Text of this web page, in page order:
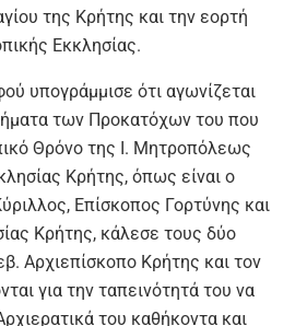
της Κρήτης και την εορτή
Εκκλησίας.
υπογράμμισε ότι αγωνίζεται
των Προκατόχων του που
Θρόνο της Ι. Μητροπόλεως
Κρήτης, όπως είναι ο
Επίσκοπος Γορτύνης και
Κρήτης, κάλεσε τους δύο
Αρχιεπίσκοπο Κρήτης και τον
για την ταπεινότητά του να
του καθήκοντα και